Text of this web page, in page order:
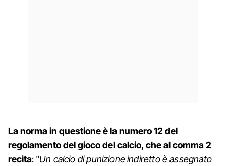
La norma in questione è la numero 12 del
regolamento del gioco del calcio, che al comma 2
recita: "Un calcio di punizione indiretto è assegnato